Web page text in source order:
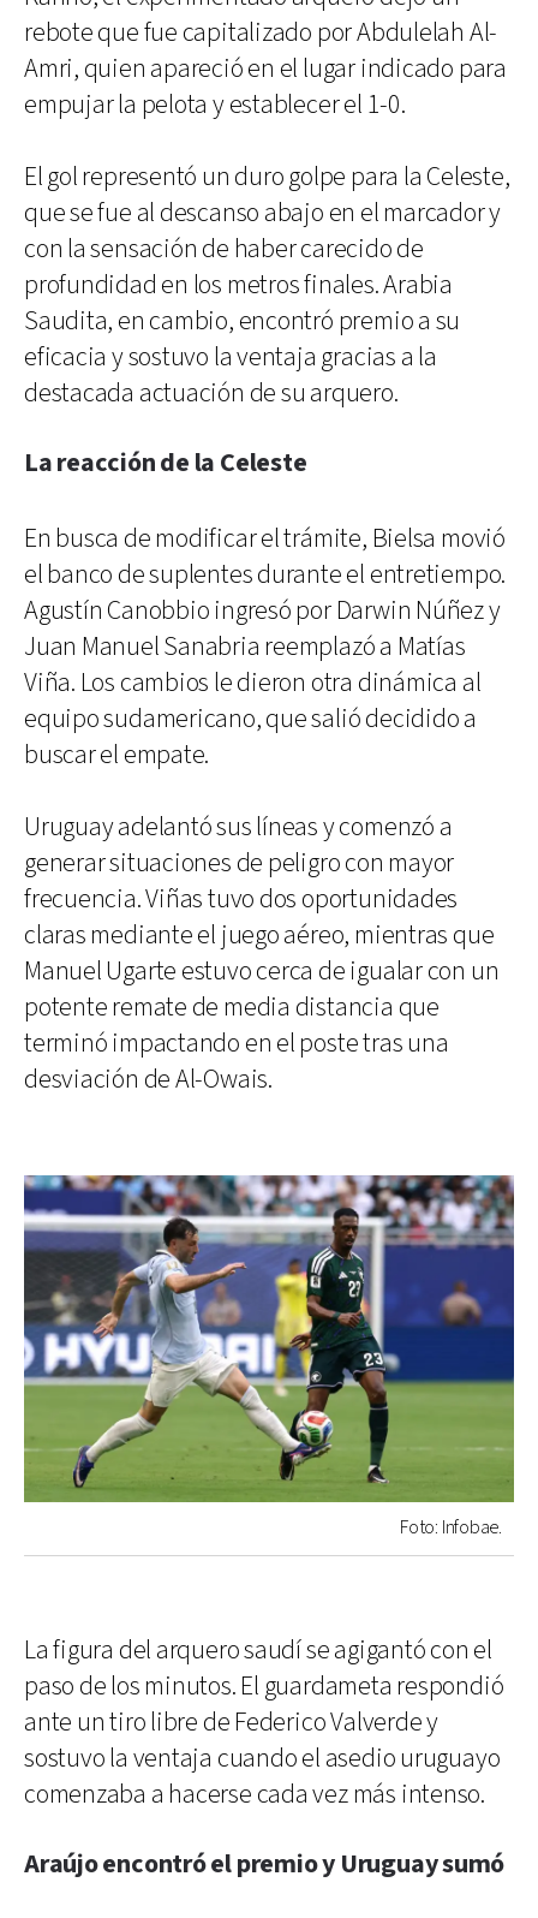
rebote que fue capitalizado por Abdulelah Al-
Amri, quien apareció en el lugar indicado para
empujar la pelota y establecer el 1-0.
El gol representó un duro golpe para la Celeste,
que se fue al descanso abajo en el marcador y
con la sensación de haber carecido de
profundidad en los metros finales. Arabia
Saudita, en cambio, encontró premio a su
eficacia y sostuvo la ventaja gracias a la
destacada actuación de su arquero.
La reacción de la Celeste
En busca de modificar el trámite, Bielsa movió
el banco de suplentes durante el entretiempo.
Agustín Canobbio ingresó por Darwin Núñez y
Juan Manuel Sanabria reemplazó a Matías
Viña. Los cambios le dieron otra dinámica al
equipo sudamericano, que salió decidido a
buscar el empate.
Uruguay adelantó sus líneas y comenzó a
generar situaciones de peligro con mayor
frecuencia. Viñas tuvo dos oportunidades
claras mediante el juego aéreo, mientras que
Manuel Ugarte estuvo cerca de igualar con un
potente remate de media distancia que
terminó impactando en el poste tras una
desviación de Al-Owais.
Foto: Infobae.
La figura del arquero saudí se agigantó con el
paso de los minutos. El guardameta respondió
ante un tiro libre de Federico Valverde y
sostuvo la ventaja cuando el asedio uruguayo
comenzaba a hacerse cada vez más intenso.
Araújo encontró el premio y Uruguay sumó